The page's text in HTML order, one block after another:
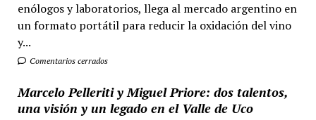
enólogos y laboratorios, llega al mercado argentino en
un formato portátil para reducir la oxidación del vino
y...
Comentarios cerrados
Marcelo Pelleriti y Miguel Priore: dos talentos,
una visión y un legado en el Valle de Uco